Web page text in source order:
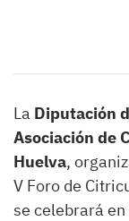
La Diputación
Asociación de
Huelva,
V Foro de
se celebrará